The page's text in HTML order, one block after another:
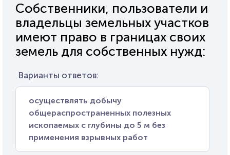
Собственники, пользователи и
владельцы земельных участков
имеют право в границах своих
земель для собственных нужд:
Варианты ответов:
осуществлять добычу
общераспространенных полезных
ископаемых с глубины до 5 м без
применения взрывных работ